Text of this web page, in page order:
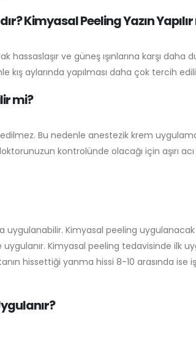
Kimyasal Peeling Yazın Yapılır
ve güneş ışınlarına karşı
aylarında yapılması daha çok tercih
mi?
Bu nedenle anestezik krem
kontrolünde olacağı için aşırı
Kimyasal peeling
Kimyasal peeling tedavisinde ilk
hissettiği yanma hissi 8-10 arasında